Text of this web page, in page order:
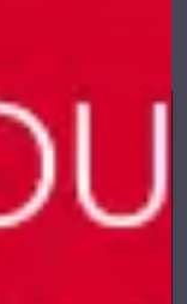
OFERTAS
HOJE
de até 30% em